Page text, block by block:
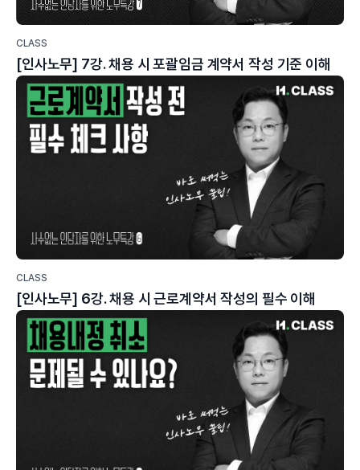
CLASS
[인사노무] 7강. 채용 시 포괄임금 계약서 작성 기준 이해
CLASS
[인사노무] 6강. 채용 시 근로계약서 작성의 필수 이해